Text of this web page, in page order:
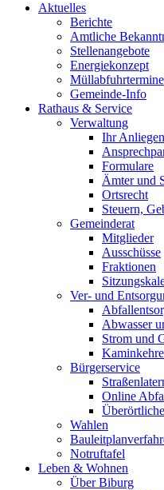
Aktuelles
Berichte
Amtliche
Stellenangebote
Energiekonzept
Müllabfuhrtermine
Gemeinde-Info
Rathaus & Service
Verwaltung
Ihr Anliegen
Formulare
Ämter und
Ortsrecht
Steuern,
Gemeinderat
Mitglieder
Ausschüsse
Fraktionen
Ver- und
Abwasser
Strom und
Bürgerservice
Online
Wahlen
Notruftafel
Leben & Wohnen
Über Biburg